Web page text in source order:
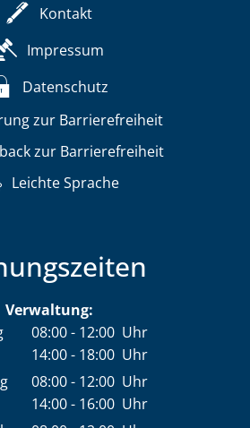
Kontakt
Impressum
Datenschutz
zur Barrierefreiheit
zur Barrierefreiheit
Leichte Sprache
Verwaltung:
08:00- 12:00 Uhr
Von 08:00 bis 12:00 Uhr
14:00- 18:00 Uhr
Von 14:00 bis 18:00 Uhr
08:00- 12:00 Uhr
Von 08:00 bis 12:00 Uhr
14:00- 16:00 Uhr